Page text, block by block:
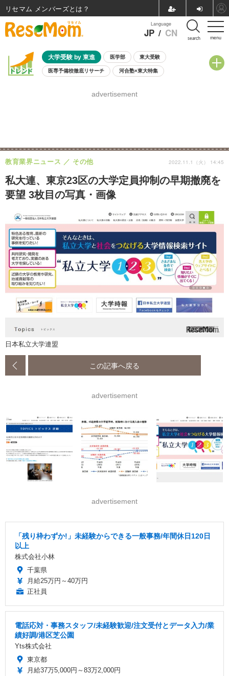
menu
Language
JP / CN search
大学受験 by 東進 医学部 東大受験
医専予備校徹底リサーチ 河合塾×東大特集
8月開催学校説明会・相談会
advertisement
私大連、東京23区の大学定員抑制の早期撤廃を
要望 3枚目の写真・画像
教育業界ニュース その他 2022.11.1（火） 14:45
日本私立大学連盟
この記事へ戻る
advertisement
advertisement
「残り枠わずか!」未経験からできる一般事務/年間休日120日
以上
株式会社小林
千葉県
月給25万円～40万円
正社員
電話応対・事務スタッフ/未経験歓迎/注文受付とデータ入力/業
績好調/港区芝公園
Yts株式会社
東京都
月給37万5,000円～83万2,000円
リセマム メンバーズ